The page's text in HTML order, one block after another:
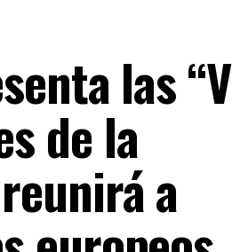
las “V
de la
a